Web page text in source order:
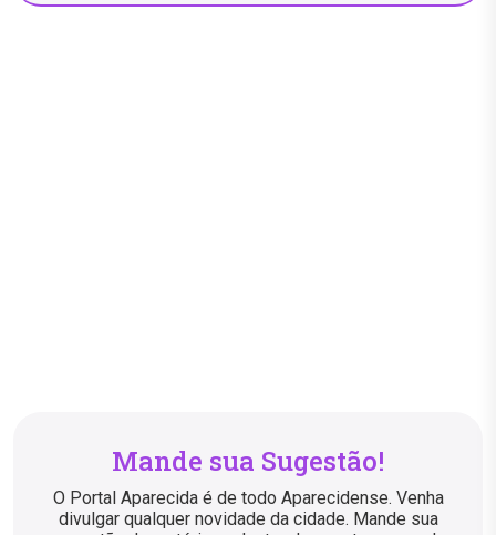
Mande sua Sugestão!
O Portal Aparecida é de todo Aparecidense. Venha
divulgar qualquer novidade da cidade. Mande sua